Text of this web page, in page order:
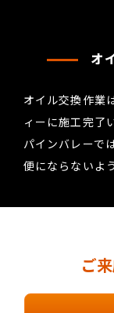
オ
オイル交換作業
ィーに施工完了
パインバレーで
便にならないよ
ご